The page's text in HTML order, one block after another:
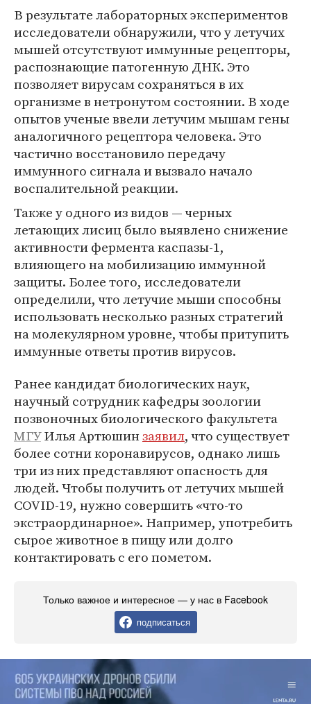
В результате лабораторных экспериментов
исследователи обнаружили, что у летучих
мышей отсутствуют иммунные рецепторы,
распознающие патогенную ДНК. Это
позволяет вирусам сохраняться в их
организме в нетронутом состоянии. В ходе
опытов ученые ввели летучим мышам гены
аналогичного рецептора человека. Это
частично восстановило передачу
иммунного сигнала и вызвало начало
воспалительной реакции.
Также у одного из видов — черных
летающих лисиц было выявлено снижение
активности фермента каспазы-1,
влияющего на мобилизацию иммунной
защиты. Более того, исследователи
определили, что летучие мыши способны
использовать несколько разных стратегий
на молекулярном уровне, чтобы притупить
иммунные ответы против вирусов.
Ранее кандидат биологических наук,
научный сотрудник кафедры зоологии
позвоночных биологического факультета
МГУИлья Артюшинзаявил, что существует
более сотни коронавирусов, однако лишь
три из них представляют опасность для
людей. Чтобы получить от летучих мышей
COVID-19, нужно совершить «что-то
экстраординарное». Например, употребить
сырое животное в пищу или долго
контактировать с его пометом.
Только важное и интересное — у нас в Facebook
подписаться